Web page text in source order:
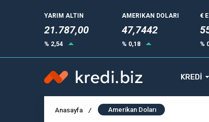
YARIM ALTIN
21.787,00
% 2,54
AMERIKAN DOLARI
47,7442
% 0,18
€
%
KREDİ
Anasayfa / Amerikan Doları